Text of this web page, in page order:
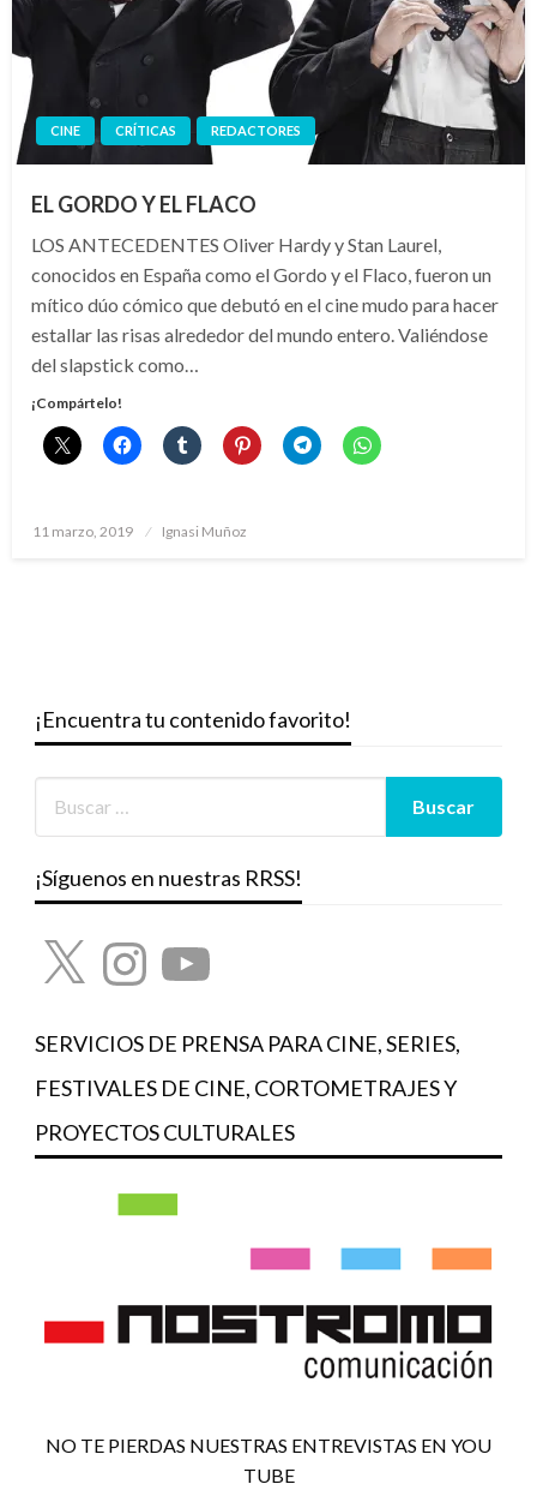
CINE CRÍTICAS REDACTORES
EL GORDO Y EL FLACO
LOS ANTECEDENTES Oliver Hardy y Stan Laurel,
conocidos en España como el Gordo y el Flaco, fueron un
mítico dúo cómico que debutó en el cine mudo para hacer
estallar las risas alrededor del mundo entero. Valiéndose
del slapstick como…
¡Compártelo!
Publicado
11 marzo, 2019 Ignasi Muñoz
¡Encuentra tu contenido favorito!
¡Síguenos en nuestras RRSS!
X InstagramYouTube
SERVICIOS DE PRENSA PARA CINE, SERIES,
FESTIVALES DE CINE, CORTOMETRAJES Y
PROYECTOS CULTURALES
NO TE PIERDAS NUESTRAS ENTREVISTAS EN YOU
TUBE